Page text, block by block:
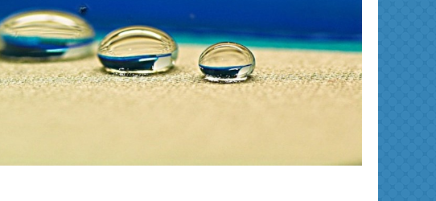
Technologies and
Journal of Molecular Liquids